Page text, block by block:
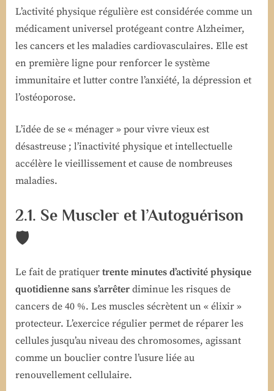
L’activité physique régulière est considérée comme un
médicament universel protégeant contre Alzheimer,
les cancers et les maladies cardiovasculaires. Elle est
en première ligne pour renforcer le système
immunitaire et lutter contre l’anxiété, la dépression et
l’ostéoporose.
L’idée de se « ménager » pour vivre vieux est
désastreuse ; l’inactivité physique et intellectuelle
accélère le vieillissement et cause de nombreuses
maladies.
2.1. Se Muscler et l’Autoguérison
🛡️
Le fait de pratiquer trente minutes d’activité physique
quotidienne sans s’arrêter diminue les risques de
cancers de 40 %. Les muscles sécrètent un « élixir »
protecteur. L’exercice régulier permet de réparer les
cellules jusqu’au niveau des chromosomes, agissant
comme un bouclier contre l’usure liée au
renouvellement cellulaire.